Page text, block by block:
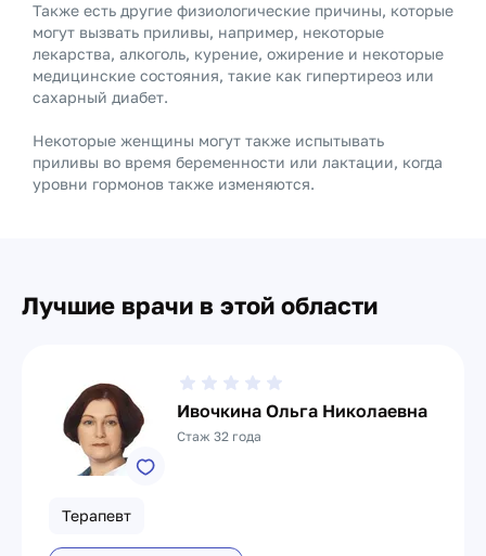
Также есть другие физиологические причины, которые
могут вызвать приливы, например, некоторые
лекарства, алкоголь, курение, ожирение и некоторые
медицинские состояния, такие как гипертиреоз или
сахарный диабет.
Некоторые женщины могут также испытывать
приливы во время беременности или лактации, когда
уровни гормонов также изменяются.
Лучшие врачи в этой области
Ивочкина Ольга Николаевна
Стаж 32 года
Терапевт